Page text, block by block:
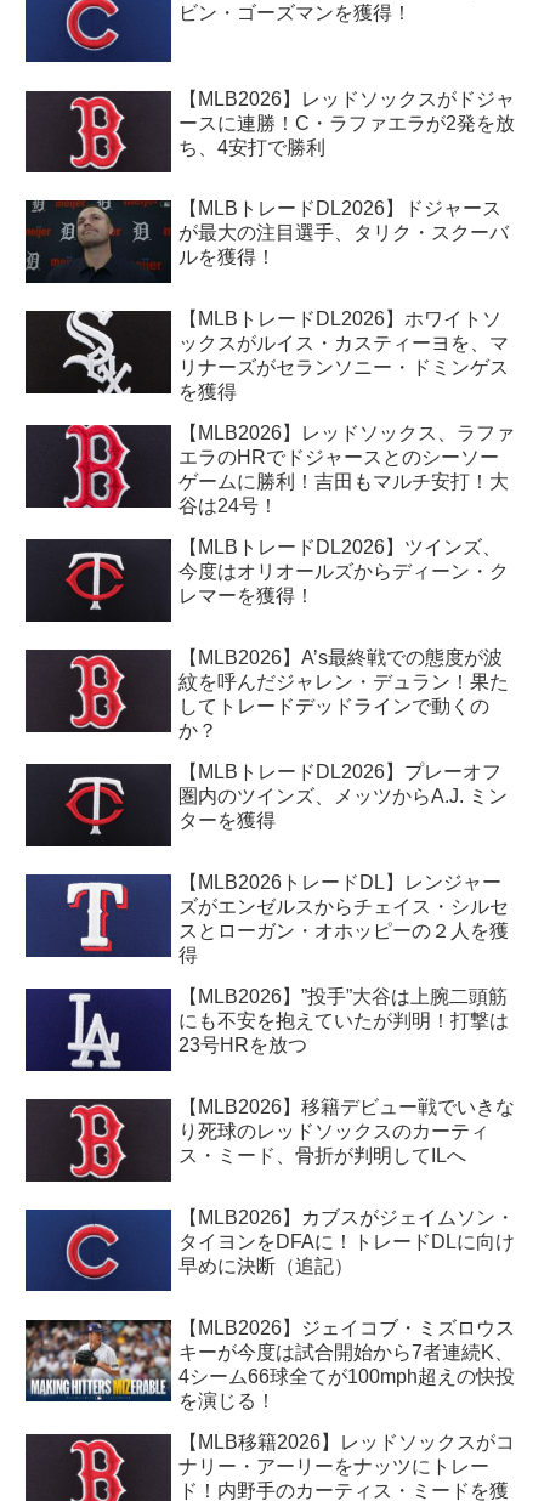
ビン・ゴーズマンを獲得！
【MLB2026】レッドソックスがドジャ
ースに連勝！C・ラファエラが2発を放
ち、4安打で勝利
【MLBトレードDL2026】ドジャース
が最大の注目選手、タリク・スクーバ
ルを獲得！
【MLBトレードDL2026】ホワイトソ
ックスがルイス・カスティーヨを、マ
リナーズがセランソニー・ドミンゲス
を獲得
【MLB2026】レッドソックス、ラファ
エラのHRでドジャースとのシーソー
ゲームに勝利！吉田もマルチ安打！大
谷は24号！
【MLBトレードDL2026】ツインズ、
今度はオリオールズからディーン・ク
レマーを獲得！
【MLB2026】A’s最終戦での態度が波
紋を呼んだジャレン・デュラン！果た
してトレードデッドラインで動くの
か？
【MLBトレードDL2026】プレーオフ
圏内のツインズ、メッツからA.J. ミン
ターを獲得
【MLB2026トレードDL】レンジャー
ズがエンゼルスからチェイス・シルセ
スとローガン・オホッピーの２人を獲
得
【MLB2026】”投手”大谷は上腕二頭筋
にも不安を抱えていたが判明！打撃は
23号HRを放つ
【MLB2026】移籍デビュー戦でいきな
り死球のレッドソックスのカーティ
ス・ミード、骨折が判明してILへ
【MLB2026】カブスがジェイムソン・
タイヨンをDFAに！トレードDLに向け
早めに決断（追記）
【MLB2026】ジェイコブ・ミズロウス
キーが今度は試合開始から7者連続K、
4シーム66球全てが100mph超えの快投
を演じる！
【MLB移籍2026】レッドソックスがコ
ナリー・アーリーをナッツにトレー
ド！内野手のカーティス・ミードを獲